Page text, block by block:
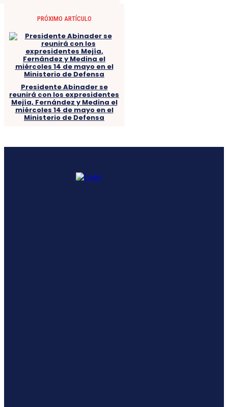
PRÓXIMO ARTÍCULO
Presidente Abinader se
reunirá con los expresidentes
Mejía, Fernández y Medina el
miércoles 14 de mayo en el
Ministerio de Defensa